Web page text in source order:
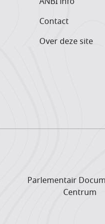
Contact
Over deze site
Parlementair
Centrum